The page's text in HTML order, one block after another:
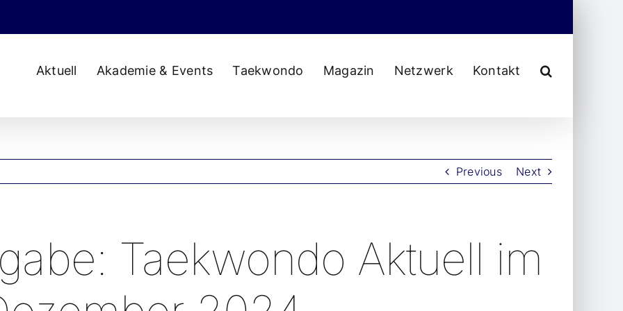
Aktuell Akademie & Events Taekwondo Magazin Netzwerk Kontakt
Previous Next
Taekwondo Aktuell im